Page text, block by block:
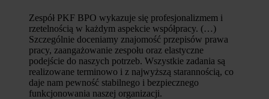
Zespół PKF BPO wykazuje się profesjonalizmem i
rzetelnością w każdym aspekcie współpracy. (…)
Szczególnie doceniamy znajomość przepisów prawa
pracy, zaangażowanie zespołu oraz elastyczne
podejście do naszych potrzeb. Wszystkie zadania są
realizowane terminowo i z najwyższą starannością, co
daje nam pewność stabilnego i bezpiecznego
funkcjonowania naszej organizacji.